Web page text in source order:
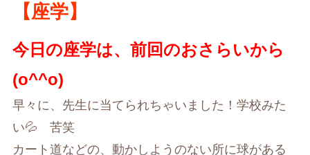
【座学】
今日の座学は、前回のおさらいから
(o^^o)
早々に、先生に当てられちゃいました！学校みた
い💦 苦笑
カート道などの、動かしようのない所に球がある